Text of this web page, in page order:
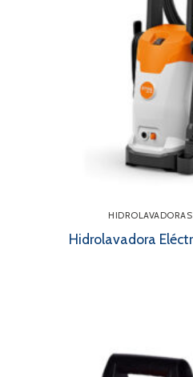
Hidrolavadora